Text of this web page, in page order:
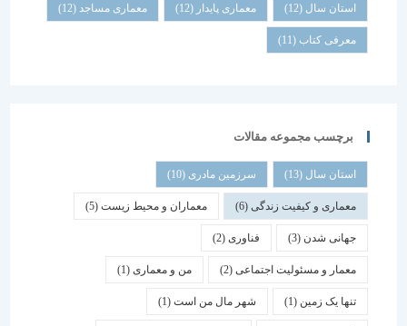
استان سال(12) معماری پایدار (12) معماری مساجد(12)
معرفی کتاب(11)
برچسب مجموعه مقالات
استان سال(13) سرزمین مادری(10)
معماری و کیفیت زندگی(6) معماران و محیط زیست(5)
جهانی شدن(3) فناوری (2)
معمار و مسئولیت اجتماعی (2) من و معماری (1)
تنها یک زمین(1) شهر مال من است(1)